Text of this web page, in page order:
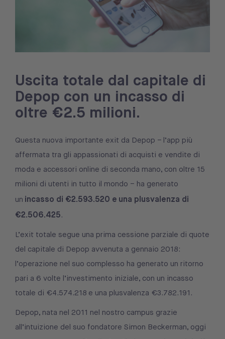
Uscita totale dal capitale di
Depop con un incasso di
oltre €2.5 milioni.
Questa nuova importante exit da Depop – l’app più
affermata tra gli appassionati di acquisti e vendite di
moda e accessori online di seconda mano, con oltre 15
milioni di utenti in tutto il mondo – ha generato
un incasso di €2.593.520 e una plusvalenza di
€2.506.425.
L’exit totale segue una prima cessione parziale di quote
del capitale di Depop avvenuta a gennaio 2018:
l’operazione nel suo complesso ha generato un ritorno
pari a 6 volte l’investimento iniziale, con un incasso
totale di €4.574.218 e una plusvalenza €3.782.191.
Depop, nata nel 2011 nel nostro campus grazie
all’intuizione del suo fondatore Simon Beckerman, oggi